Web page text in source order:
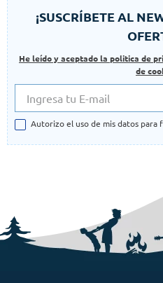
¡SUSCRÍBETE AL
He leído y aceptado la politica de
de
Autorizo el uso de mis datos para